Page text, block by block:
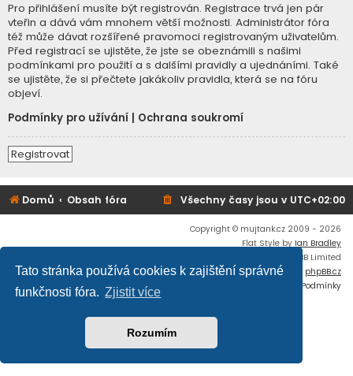
Tato stránka používá cookies k zajištění správné
funkčnosti fóra. Zjistit více
Rozumím
Pro přihlášení musíte být registrován. Registrace trvá jen pár
vteřin a dává vám mnohem větší možnosti. Administrátor fóra
též může dávat rozšířené pravomoci registrovaným uživatelům.
Před registrací se ujistěte, že jste se obeznámili s našimi
podmínkami pro použití a s dalšími pravidly a ujednáními. Také
se ujistěte, že si přečtete jakákoliv pravidla, která se na fóru
objeví.
Podmínky pro užívání
Ochrana soukromí
Registrovat
Domů Obsah fóra Všechny časy jsou v UTC+02:00
Copyright © mujtank.cz 2009 - 2026
Flat Style by Ian Bradley
® Forum Software © phpBB Limited
Český překlad – phpBB.cz
Podmínky